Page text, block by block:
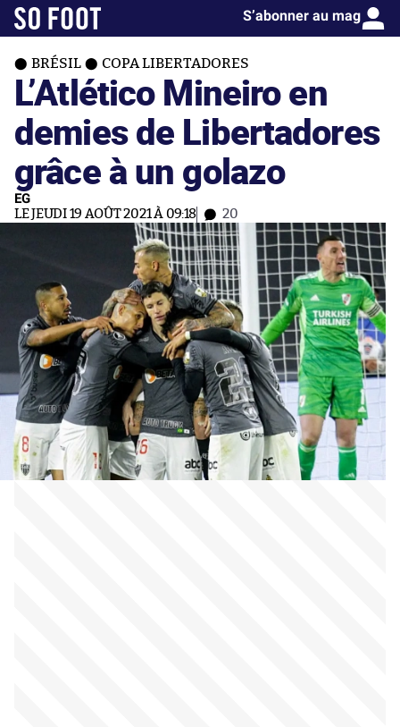
S’abonner au mag
BRÉSIL COPA LIBERTADORES
L’Atlético Mineiro en
demies de Libertadores
grâce à un golazo
EG
LE JEUDI 19 AOÛT 2021 À 09:18 20